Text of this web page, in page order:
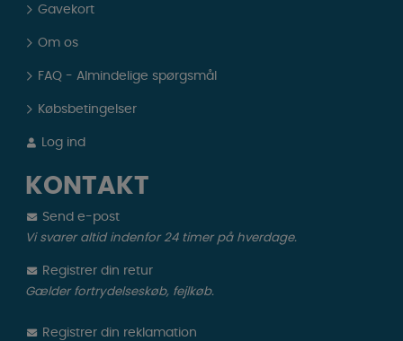
Gavekort
Om os
FAQ - Almindelige spørgsmål
Købsbetingelser
Log ind
KONTAKT
Send e-post
Vi svarer altid indenfor 24 timer på hverdage.
Registrer din retur
Gælder fortrydelseskøb, fejlkøb.
Registrer din reklamation